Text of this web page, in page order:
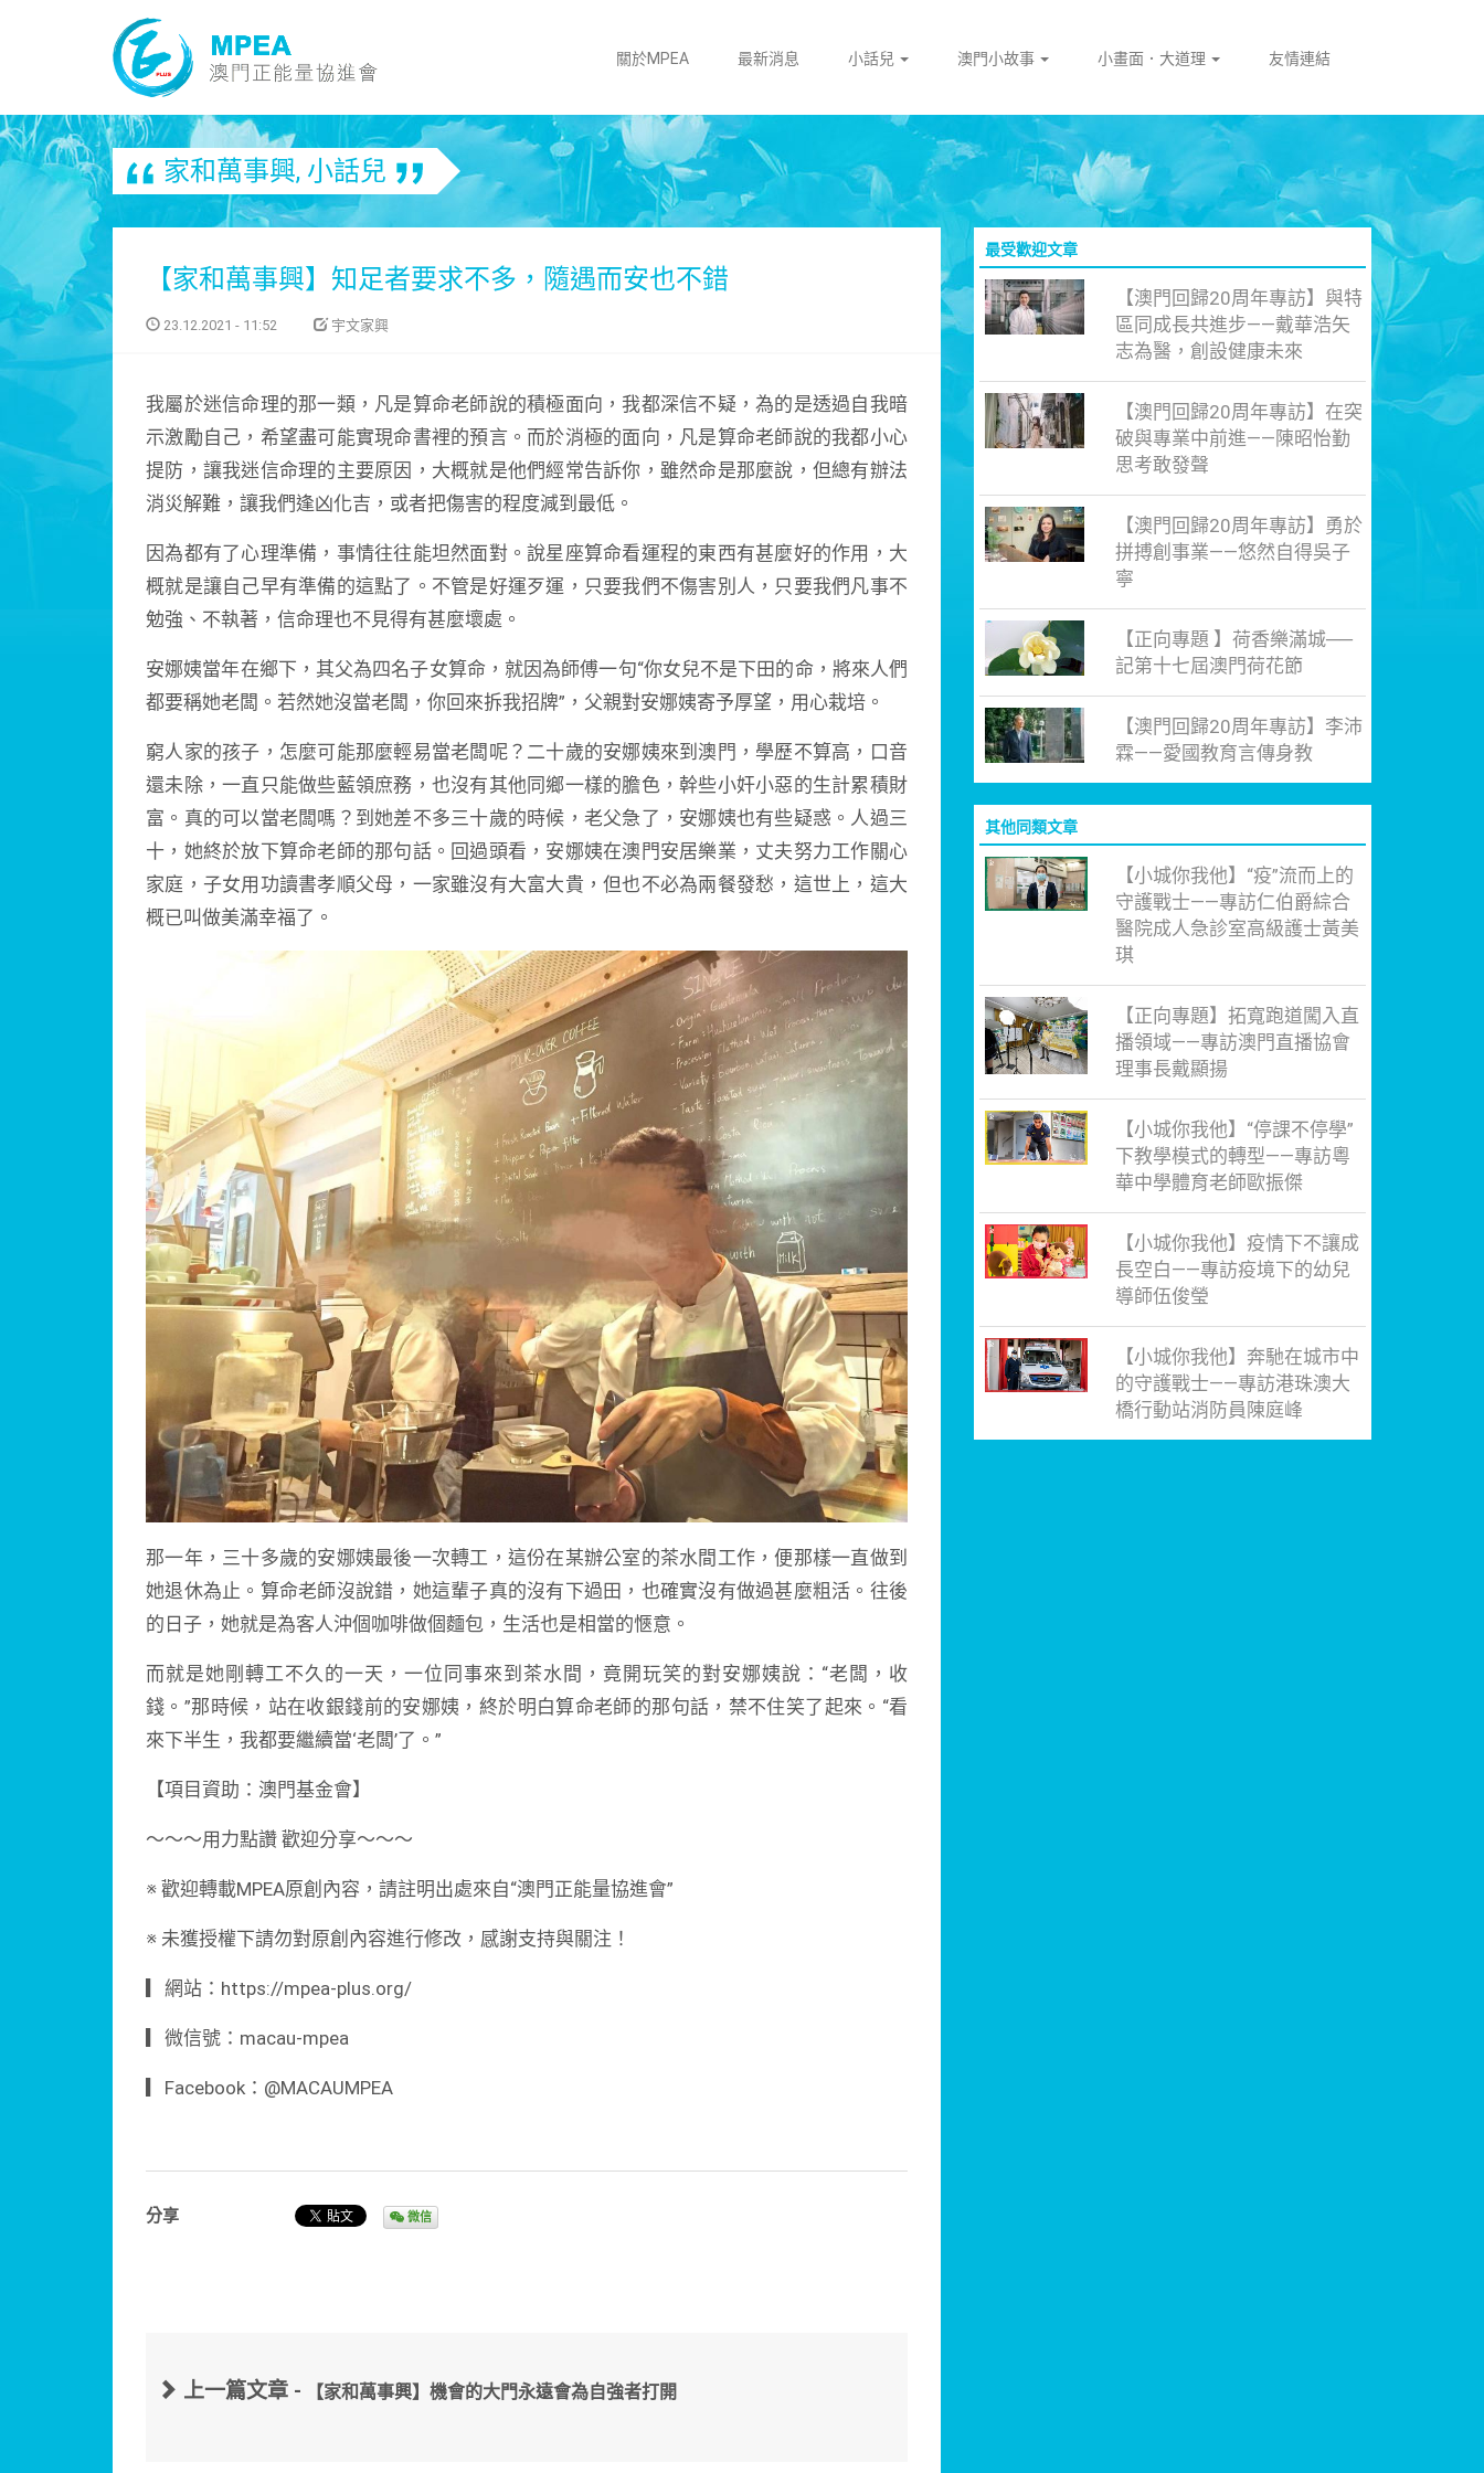
關於MPEA 最新消息 小話兒 澳門小故事 小畫面．大道理 友情連結
家和萬事興, 小話兒
【家和萬事興】知足者要求不多，隨遇而安也不錯
23.12.2021 - 11:52 宇文家興
我屬於迷信命理的那一類，凡是算命老師說的積極面向，我都深信不疑，為的是透過自我暗
示激勵自己，希望盡可能實現命書裡的預言。而於消極的面向，凡是算命老師說的我都小心
提防，讓我迷信命理的主要原因，大概就是他們經常告訴你，雖然命是那麼說，但總有辦法
消災解難，讓我們逢凶化吉，或者把傷害的程度減到最低。
因為都有了心理準備，事情往往能坦然面對。說星座算命看運程的東西有甚麼好的作用，大
概就是讓自己早有準備的這點了。不管是好運歹運，只要我們不傷害別人，只要我們凡事不
勉強、不執著，信命理也不見得有甚麼壞處。
安娜姨當年在鄉下，其父為四名子女算命，就因為師傅一句“你女兒不是下田的命，將來人們
都要稱她老闆。若然她沒當老闆，你回來拆我招牌”，父親對安娜姨寄予厚望，用心栽培。
窮人家的孩子，怎麼可能那麼輕易當老闆呢？二十歲的安娜姨來到澳門，學歷不算高，口音
還未除，一直只能做些藍領庶務，也沒有其他同鄉一樣的膽色，幹些小奸小惡的生計累積財
富。真的可以當老闆嗎？到她差不多三十歲的時候，老父急了，安娜姨也有些疑惑。人過三
十，她終於放下算命老師的那句話。回過頭看，安娜姨在澳門安居樂業，丈夫努力工作關心
家庭，子女用功讀書孝順父母，一家雖沒有大富大貴，但也不必為兩餐發愁，這世上，這大
概已叫做美滿幸福了。
那一年，三十多歲的安娜姨最後一次轉工，這份在某辦公室的茶水間工作，便那樣一直做到
她退休為止。算命老師沒說錯，她這輩子真的沒有下過田，也確實沒有做過甚麼粗活。往後
的日子，她就是為客人沖個咖啡做個麵包，生活也是相當的愜意。
而就是她剛轉工不久的一天，一位同事來到茶水間，竟開玩笑的對安娜姨說：“老闆，收
錢。”那時候，站在收銀錢前的安娜姨，終於明白算命老師的那句話，禁不住笑了起來。“看
來下半生，我都要繼續當‘老闆’了。”
【項目資助：澳門基金會】
～～～用力點讚 歡迎分享～～～
※ 歡迎轉載MPEA原創內容，請註明出處來自“澳門正能量協進會”
※ 未獲授權下請勿對原創內容進行修改，感謝支持與關注！
▎網站：https://mpea-plus.org/
▎微信號：macau-mpea
▎Facebook：@MACAUMPEA
分享 微信
上一篇文章 - 【家和萬事興】機會的大門永遠會為自強者打開
最受歡迎文章
【澳門回歸20周年專訪】與特
區同成長共進步——戴華浩矢
志為醫，創設健康未來
【澳門回歸20周年專訪】在突
破與專業中前進——陳昭怡勤
思考敢發聲
【澳門回歸20周年專訪】勇於
拼搏創事業——悠然自得吳子
寧
【正向專題 】荷香樂滿城──
記第十七屆澳門荷花節
【澳門回歸20周年專訪】李沛
霖——愛國教育言傳身教
其他同類文章
【小城你我他】“疫”流而上的
守護戰士——專訪仁伯爵綜合
醫院成人急診室高級護士黃美
琪
【正向專題】拓寬跑道闖入直
播領域——專訪澳門直播協會
理事長戴顯揚
【小城你我他】“停課不停學”
下教學模式的轉型——專訪粵
華中學體育老師歐振傑
【小城你我他】疫情下不讓成
長空白——專訪疫境下的幼兒
導師伍俊瑩
【小城你我他】奔馳在城市中
的守護戰士——專訪港珠澳大
橋行動站消防員陳庭峰